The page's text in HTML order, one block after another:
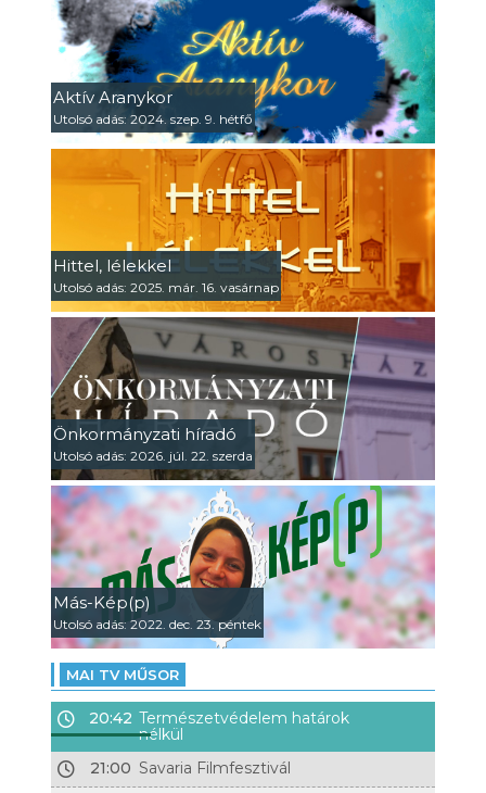
Aktív Aranykor
Utolsó adás: 2024. szep. 9. hétfő
Hittel, lélekkel
Utolsó adás: 2025. már. 16. vasárnap
Önkormányzati híradó
Utolsó adás: 2026. júl. 22. szerda
Más-Kép(p)
Utolsó adás: 2022. dec. 23. péntek
MAI TV MŰSOR
20:42 Természetvédelem határok
nélkül
21:00 Savaria Filmfesztivál